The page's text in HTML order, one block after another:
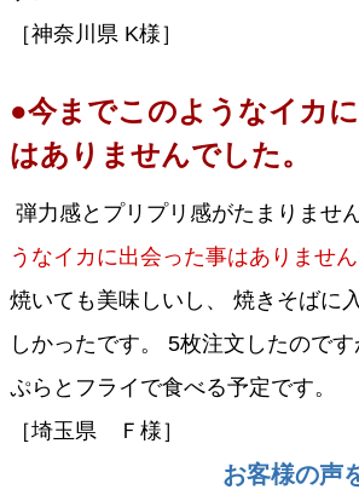
［神奈川県 K様］
●今までこのようなイカ
はありませんでした。
弾力感とプリプリ感がたまりません
うなイカに出会った事はありません
焼いても美味しいし、 焼きそばに
しかったです。 5枚注文したので
ぷらとフライで食べる予定です。
［埼玉県 Ｆ様］
お客様の声